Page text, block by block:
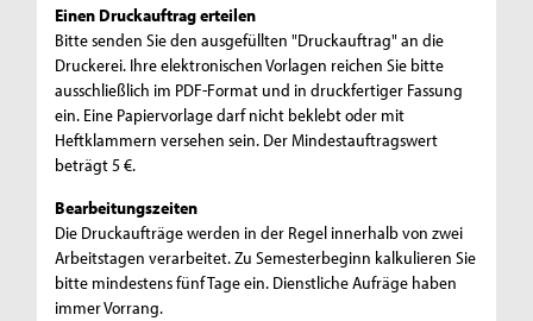
Einen Druckauftrag erteilen
Bitte senden Sie den ausgefüllten "Druckauftrag" an die
Druckerei. Ihre elektronischen Vorlagen reichen Sie bitte
ausschließlich im PDF-Format und in druckfertiger Fassung
ein. Eine Papiervorlage darf nicht beklebt oder mit
Heftklammern versehen sein. Der Mindestauftragswert
beträgt 5 €.
Bearbeitungszeiten
Die Druckaufträge werden in der Regel innerhalb von zwei
Arbeitstagen verarbeitet. Zu Semesterbeginn kalkulieren Sie
bitte mindestens fünf Tage ein. Dienstliche Aufräge haben
immer Vorrang.